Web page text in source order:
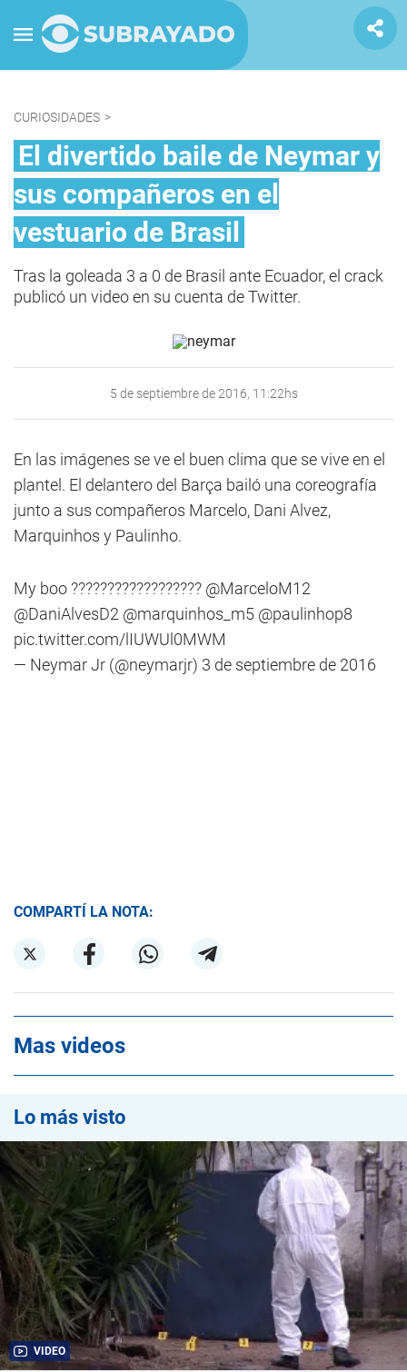
CURIOSIDADES >
El divertido baile de Neymar y
sus compañeros en el
vestuario de Brasil
Tras la goleada 3 a 0 de Brasil ante Ecuador, el crack
publicó un video en su cuenta de Twitter.
5 de septiembre de 2016, 11:22hs
En las imágenes se ve el buen clima que se vive en el
plantel. El delantero del Barça bailó una coreografía
junto a sus compañeros Marcelo, Dani Alvez,
Marquinhos y Paulinho.
My boo ?????????????????? @MarceloM12
@DaniAlvesD2 @marquinhos_m5 @paulinhop8
pic.twitter.com/lIUWUl0MWM
— Neymar Jr (@neymarjr) 3 de septiembre de 2016
COMPARTÍ LA NOTA:
Mas videos
Lo más visto
VIDEO